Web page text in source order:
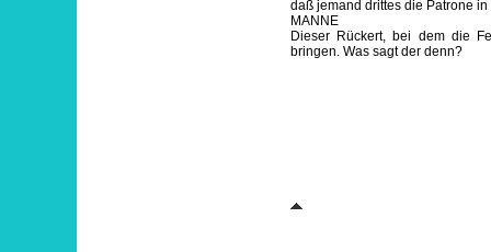
daß jemand drittes die Patrone
MANNE
Dieser Rückert, bei dem die
bringen. Was sagt der denn?